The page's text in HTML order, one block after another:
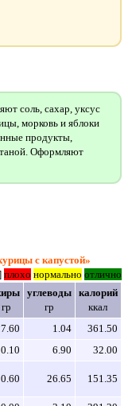
соль, сахар, уксус
морковь и яблоки
продукты,
Оформляют
с капустой»
плохо нормально отлично
гр
углеводы
гр
калорий
ккал
1.04
361.50
0.10 6.90
32.00
0.60 26.65 151.35